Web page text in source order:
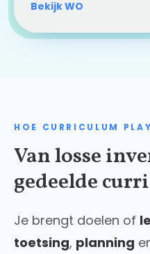
Bekijk WO
HOE CURRICULUM
Van losse
gedeelde
Je brengt doelen of
toetsing, planning